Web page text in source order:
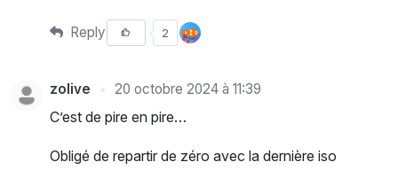
Reply 2
zolive 20 octobre 2024 à 11:39
C’est de pire en pire…
Obligé de repartir de zéro avec la dernière iso